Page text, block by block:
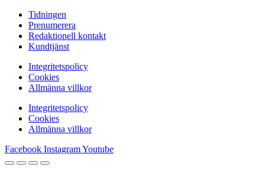
Tidningen
Prenumerera
Redaktionell kontakt
Kundtjänst
Integritetspolicy
Cookies
Allmänna villkor
Integritetspolicy
Cookies
Allmänna villkor
Facebook InstagramYoutube